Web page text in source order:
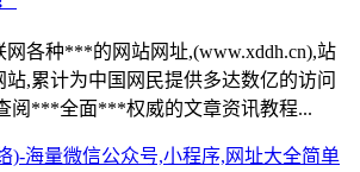
各种***的网站网址,(www.xddh.cn),站
站,累计为中国网民提供多达数亿的访问
阅***全面***权威的文章资讯教程...